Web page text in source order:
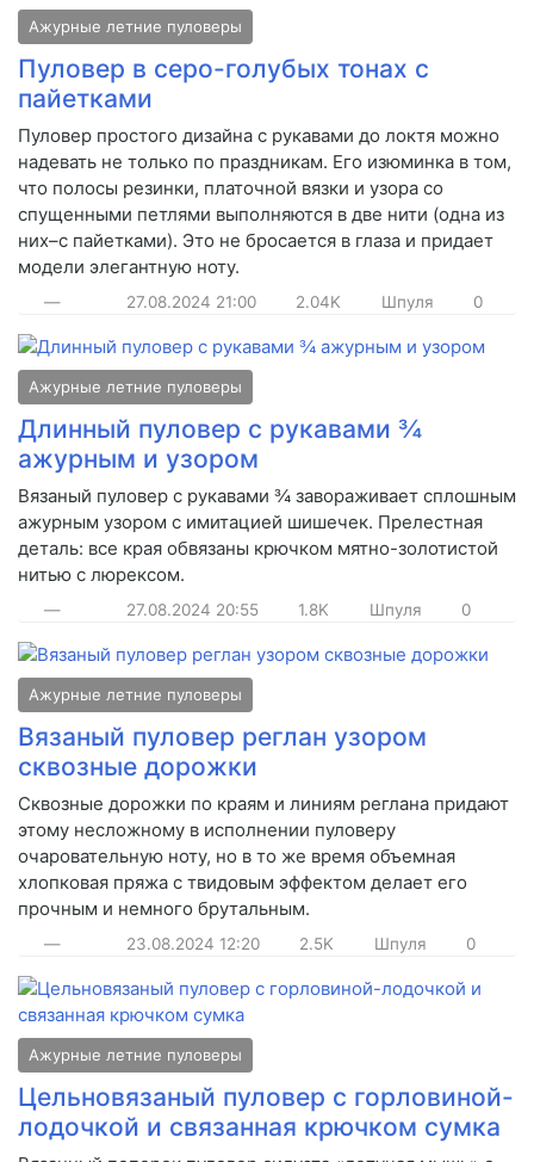
Ажурные летние пуловеры
Пуловер в серо-голубых тонах с
пайетками
Пуловер простого дизайна с рукавами до локтя можно
надевать не только по праздникам. Его изюминка в том,
что полосы резинки, платочной вязки и узора со
спущенными петлями выполняются в две нити (одна из
них–с пайетками). Это не бросается в глаза и придает
модели элегантную ноту.
— 27.08.2024 21:00 2.04K Шпуля 0
Ажурные летние пуловеры
Длинный пуловер с рукавами ¾
ажурным и узором
Вязаный пуловер с рукавами ¾ завораживает сплошным
ажурным узором с имитацией шишечек. Прелестная
деталь: все края обвязаны крючком мятно-золотистой
нитью с люрексом.
— 27.08.2024 20:55 1.8K Шпуля 0
Ажурные летние пуловеры
Вязаный пуловер реглан узором
сквозные дорожки
Сквозные дорожки по краям и линиям реглана придают
этому несложному в исполнении пуловеру
очаровательную ноту, но в то же время объемная
хлопковая пряжа с твидовым эффектом делает его
прочным и немного брутальным.
— 23.08.2024 12:20 2.5K Шпуля 0
Ажурные летние пуловеры
Цельновязаный пуловер с горловиной-
лодочкой и связанная крючком сумка